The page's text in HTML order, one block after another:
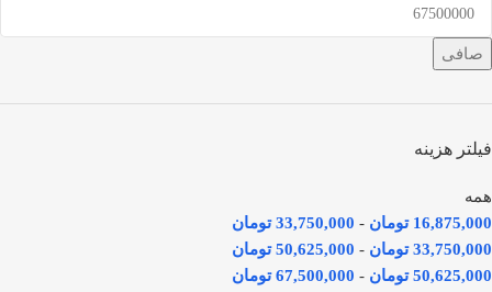
صافی
فیلتر هزینه
همه
16,875,000 تومان -
33,750,000 تومان
33,750,000 تومان -
50,625,000 تومان
50,625,000 تومان -
67,500,000 تومان